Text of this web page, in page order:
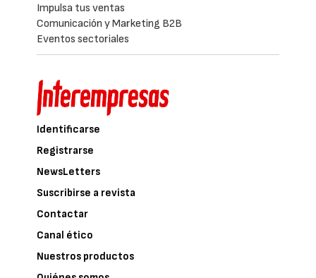
Impulsa tus ventas
Comunicación y Marketing B2B
Eventos sectoriales
Identificarse
Registrarse
NewsLetters
Suscribirse a revista
Contactar
Canal ético
Nuestros productos